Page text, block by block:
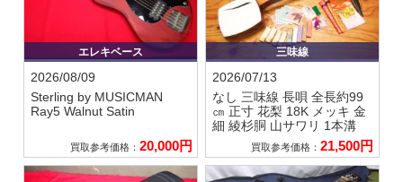
エレキベース
2026/08/09
Sterling by MUSICMAN
Ray5 Walnut Satin
買取参考価格： 20,000円
三味線
2026/07/13
なし 三味線 長唄 全長約99
㎝ 正寸 花梨 18K メッキ 金
細 綾杉胴 山サワリ 1本溝
買取参考価格：21,500円